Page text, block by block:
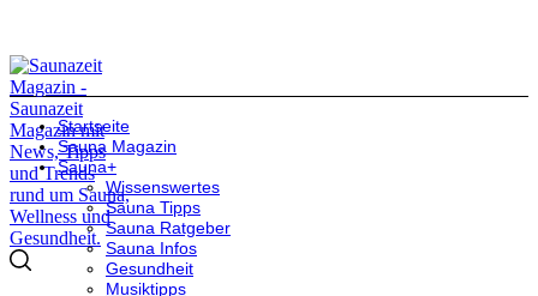
Startseite
Sauna Magazin
Sauna+
Wissenswertes
Sauna Tipps
Sauna Ratgeber
Sauna Infos
Gesundheit
Musiktipps